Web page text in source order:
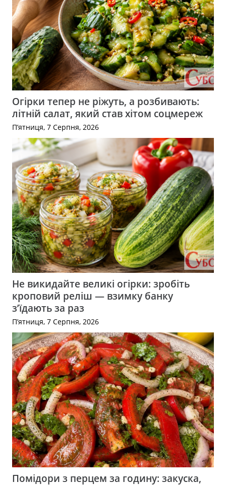
Огірки тепер не ріжуть, а розбивають:
літній салат, який став хітом соцмереж
П’ятниця, 7 Серпня, 2026
Не викидайте великі огірки: зробіть
кроповий реліш — взимку банку
з’їдають за раз
П’ятниця, 7 Серпня, 2026
Помідори з перцем за годину: закуска,